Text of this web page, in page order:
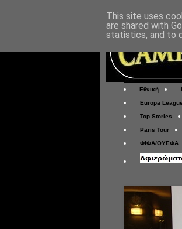
Εθνική
Europa League
Top Stories
Paris Tour
ΦΙΦΑ/ΟΥΕΦΑ
This site uses
are shared with
statistics, and to